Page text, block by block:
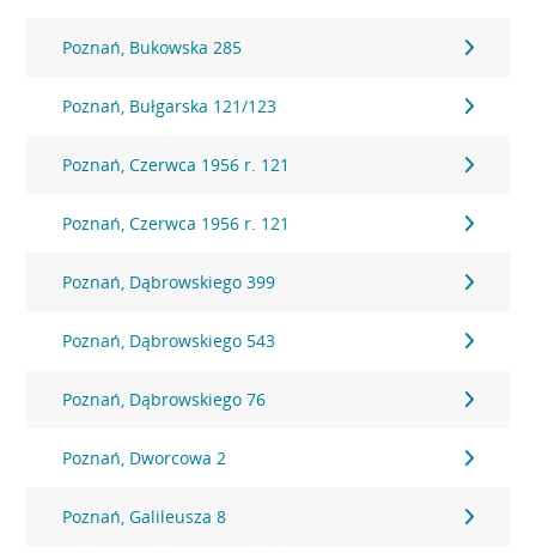
Poznań, Bukowska 285
Poznań, Bułgarska 121/123
Poznań, Czerwca 1956 r. 121
Poznań, Czerwca 1956 r. 121
Poznań, Dąbrowskiego 399
Poznań, Dąbrowskiego 543
Poznań, Dąbrowskiego 76
Poznań, Dworcowa 2
Poznań, Galileusza 8